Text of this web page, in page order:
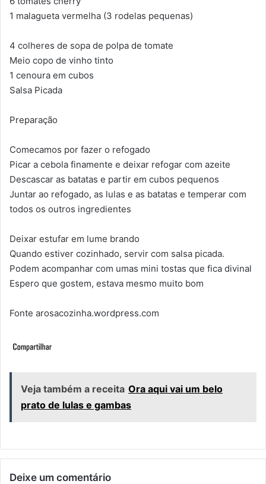
1 malagueta vermelha (3 rodelas pequenas)
4 colheres de sopa de polpa de tomate
Meio copo de vinho tinto
1 cenoura em cubos
Salsa Picada
Preparação
Comecamos por fazer o refogado
Picar a cebola finamente e deixar refogar com azeite
Descascar as batatas e partir em cubos pequenos
Juntar ao refogado, as lulas e as batatas e temperar com
todos os outros ingredientes
Deixar estufar em lume brando
Quando estiver cozinhado, servir com salsa picada.
Podem acompanhar com umas mini tostas que fica divinal
Espero que gostem, estava mesmo muito bom
Fonte arosacozinha.wordpress.com
Veja também a receita Ora aqui vai um belo
prato de lulas e gambas
Deixe um comentário